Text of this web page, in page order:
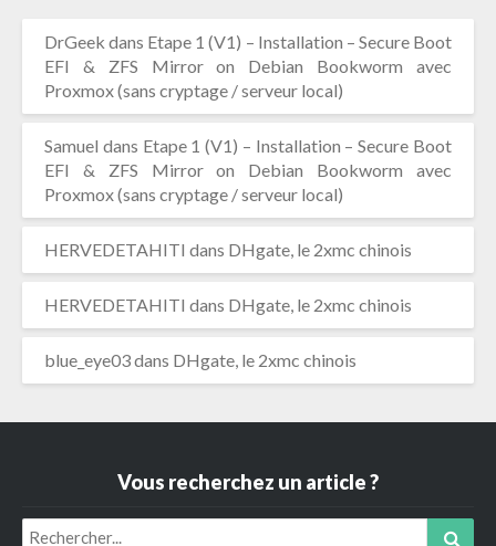
DrGeek dans Etape 1 (V1) – Installation – Secure Boot
EFI & ZFS Mirror on Debian Bookworm avec
Proxmox (sans cryptage / serveur local)
Samuel dans Etape 1 (V1) – Installation – Secure Boot
EFI & ZFS Mirror on Debian Bookworm avec
Proxmox (sans cryptage / serveur local)
HERVEDETAHITI dans DHgate, le 2xmc chinois
HERVEDETAHITI dans DHgate, le 2xmc chinois
blue_eye03dans DHgate, le 2xmc chinois
Vous recherchez un article ?
Search